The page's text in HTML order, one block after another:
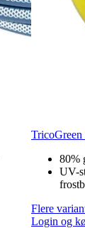
TricoGreen
80%
UV-
Flere
Login og